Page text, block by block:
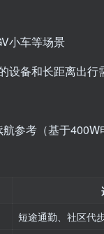
小车等场景
设备和长距离出行
参考（基于
短途通勤、社区代